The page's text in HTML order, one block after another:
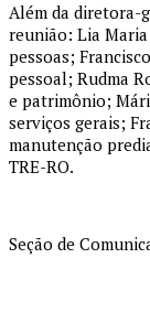
Além da diretora-
reunião: Lia
pessoas;
pessoal; Rudma
e patrimônio;
serviços gerais;
manutenção
TRE-RO.
Seção de